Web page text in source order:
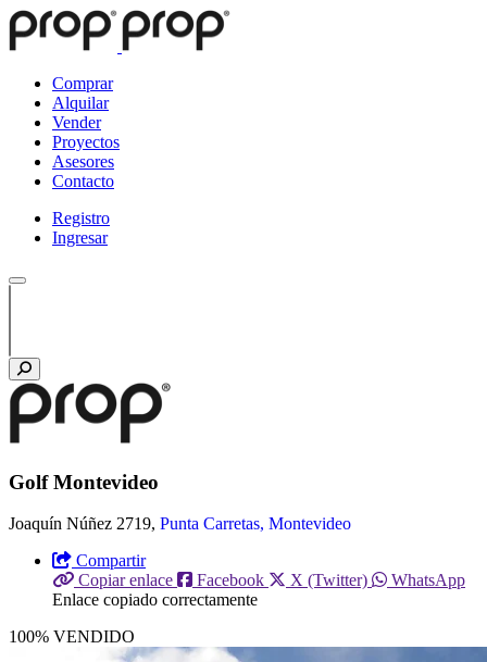
Comprar
Alquilar
Vender
Proyectos
Asesores
Contacto
Registro
Ingresar
Golf Montevideo
Joaquí­n Núñez 2719, Punta Carretas, Montevideo
Compartir
Copiar enlace
Facebook X (Twitter)
WhatsApp
Enlace copiado correctamente
100% VENDIDO